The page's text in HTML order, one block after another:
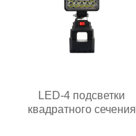
LED-4 подсветки
квадратного сечения